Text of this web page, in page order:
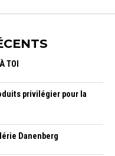
TOI
privilégier pour la
Danenberg